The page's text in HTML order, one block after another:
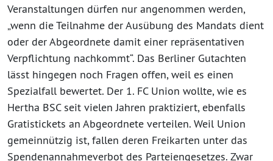
Veranstaltungen dürfen nur angenommen werden,
„wenn die Teilnahme der Ausübung des Mandats dient
oder der Abgeordnete damit einer repräsentativen
Verpflichtung nachkommt“. Das Berliner Gutachten
lässt hingegen noch Fragen offen, weil es einen
Spezialfall bewertet. Der 1. FC Union wollte, wie es
Hertha BSC seit vielen Jahren praktiziert, ebenfalls
Gratistickets an Abgeordnete verteilen. Weil Union
gemeinnützig ist, fallen deren Freikarten unter das
Spendenannahmeverbot des Parteiengesetzes. Zwar